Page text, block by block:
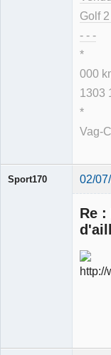
Golf
- - -
* -
000
1303
Sport170 02/
Re :